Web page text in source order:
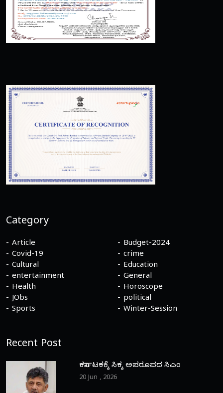
Category
Article
Budget-2024
Covid-19
crime
Cultural
Education
entertainment
General
Health
Horoscope
JObs
political
Sports
Winter-Session
Recent Post
ಕರ್ನಾಟಕಕ್ಕೆ ಸಿಕ್ಕ ಅಪರೂಪದ ಸಿಎಂ
20 Jun , 2026